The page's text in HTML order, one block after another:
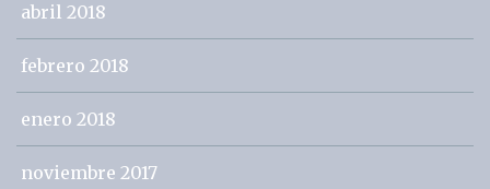
abril 2018
febrero 2018
enero 2018
noviembre 2017